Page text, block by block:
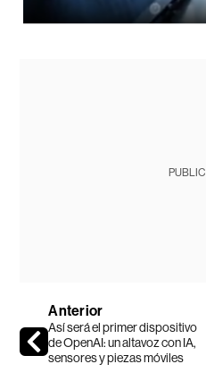
Anterior
Así será el primer dispositivo
de OpenAI: un altavoz con IA,
sensores y piezas móviles